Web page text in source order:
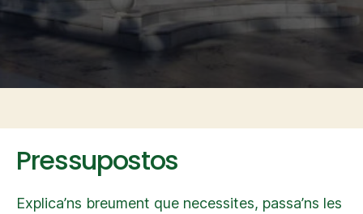
Pressupostos
Explica’ns breument que necessites, passa’ns les